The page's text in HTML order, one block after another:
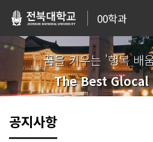
00학과
꿈을 키우는 '행복 배
The Best
공지사항